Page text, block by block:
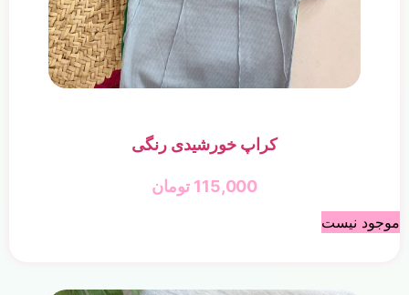
کراپ خورشیدی رنگی
115,000 تومان
موجود نیست